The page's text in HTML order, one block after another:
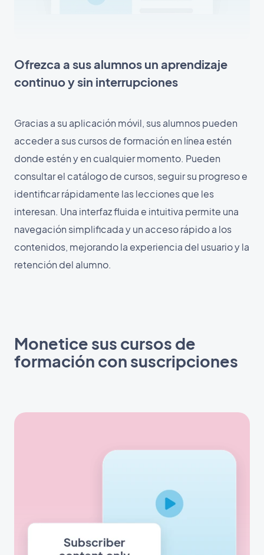
Ofrezca a sus alumnos un aprendizaje
continuo y sin interrupciones
Gracias a su aplicación móvil, sus alumnos pueden
acceder a sus cursos de formación en línea estén
donde estén y en cualquier momento. Pueden
consultar el catálogo de cursos, seguir su progreso e
identificar rápidamente las lecciones que les
interesan. Una interfaz fluida e intuitiva permite una
navegación simplificada y un acceso rápido a los
contenidos, mejorando la experiencia del usuario y la
retención del alumno.
Monetice sus cursos de
formación con suscripciones